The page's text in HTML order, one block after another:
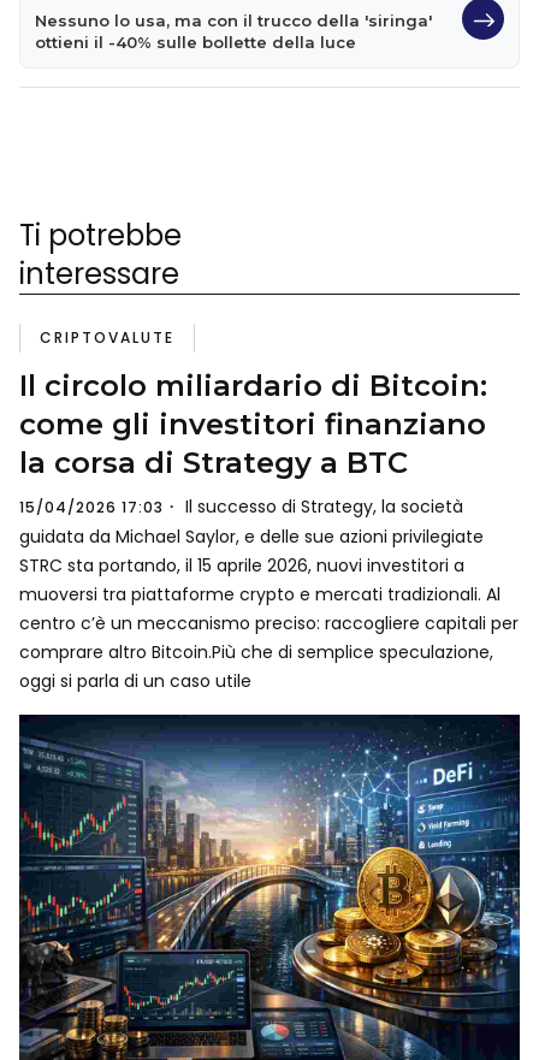
Nessuno lo usa, ma con il trucco della 'siringa'
ottieni il -40% sulle bollette della luce
Ti potrebbe
interessare
CRIPTOVALUTE
Il circolo miliardario di Bitcoin:
come gli investitori finanziano
la corsa di Strategy a BTC
15/04/2026 17:03
Il successo di Strategy, la società
guidata da Michael Saylor, e delle sue azioni privilegiate
STRC sta portando, il 15 aprile 2026, nuovi investitori a
muoversi tra piattaforme crypto e mercati tradizionali. Al
centro c’è un meccanismo preciso: raccogliere capitali per
comprare altro Bitcoin.Più che di semplice speculazione,
oggi si parla di un caso utile